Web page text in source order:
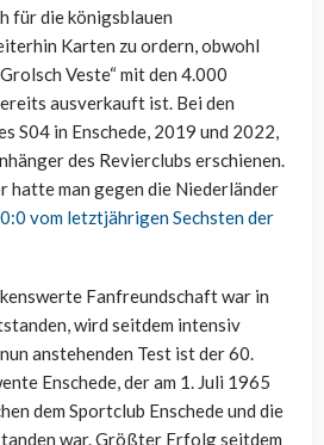
für die königsblauen
Karten zu ordern, obwohl
Veste“ mit den 4.000
ausverkauft ist. Bei den
S04 in Enschede, 2019 und 2022,
des Revierclubs erschienen.
hatte man gegen die Niederländer
0:0 vom letztjährigen Sechsten der
Fanfreundschaft war in
wird seitdem intensiv
anstehenden Test ist der 60.
Enschede, der am 1. Juli 1965
dem Sportclub Enschede und die
war. Größter Erfolg seitdem